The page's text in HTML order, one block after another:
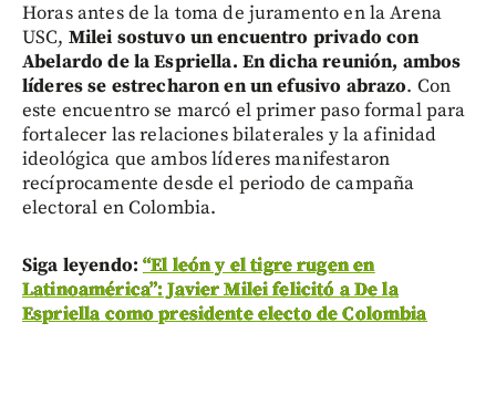
Horas antes de la toma de juramento en la Arena
USC, Milei sostuvo un encuentro privado con
Abelardo de la Espriella. En dicha reunión, ambos
líderes se estrecharon en un efusivo abrazo. Con
este encuentro se marcó el primer paso formal para
fortalecer las relaciones bilaterales y la afinidad
ideológica que ambos líderes manifestaron
recíprocamente desde el periodo de campaña
electoral en Colombia.
Siga leyendo:“El león y el tigre rugen en
Latinoamérica”: Javier Milei felicitó a De la
Espriella como presidente electo de Colombia